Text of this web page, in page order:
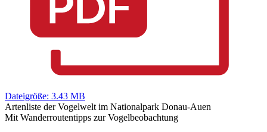
Dateigröße: 3.43 MB
Artenliste der Vogelwelt im Nationalpark Donau-Auen
Mit Wanderroutentipps zur Vogelbeobachtung